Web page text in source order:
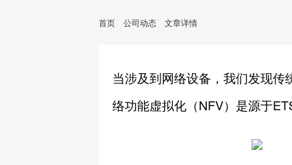
首页 公司动态 文章详情
当涉及到网络设备，我们发现
络功能虚拟化（NFV）是源于